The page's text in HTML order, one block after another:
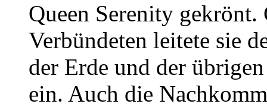
Queen Serenity
Verbündeten leitete sie
der Erde und der
ein. Auch die